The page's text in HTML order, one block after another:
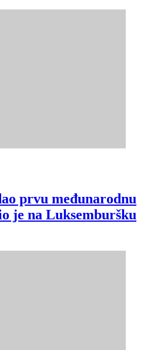
prvu međunarodnu
je na Luksemburšku